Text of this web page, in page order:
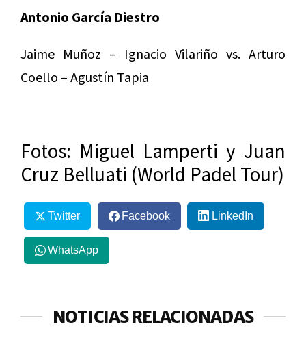
Antonio García Diestro
Jaime Muñoz – Ignacio Vilariño vs. Arturo
Coello – Agustín Tapia
Fotos: Miguel Lamperti y Juan
Cruz Belluati (World Padel Tour)
Twitter Facebook LinkedIn
WhatsApp
NOTICIAS RELACIONADAS